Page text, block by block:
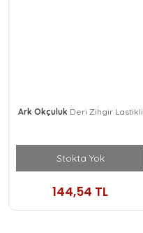
Ark Okçuluk Deri Zihgir Lastikli
Stokta Yok
144,54 TL